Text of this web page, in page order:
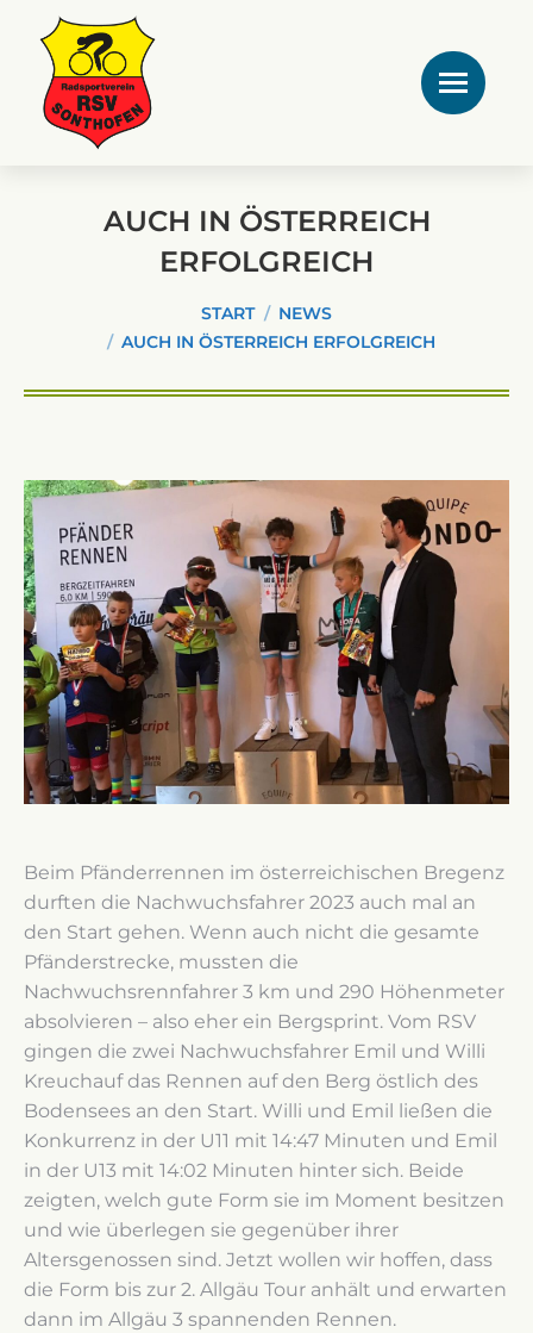
AUCH IN ÖSTERREICH
ERFOLGREICH
START
NEWS
AUCH IN ÖSTERREICH ERFOLGREICH
Beim Pfänderrennen im österreichischen Bregenz
durften die Nachwuchsfahrer 2023 auch mal an
den Start gehen. Wenn auch nicht die gesamte
Pfänderstrecke, mussten die
Nachwuchsrennfahrer 3 km und 290 Höhenmeter
absolvieren – also eher ein Bergsprint. Vom RSV
gingen die zwei Nachwuchsfahrer Emil und Willi
Kreuchauf das Rennen auf den Berg östlich des
Bodensees an den Start. Willi und Emil ließen die
Konkurrenz in der U11 mit 14:47 Minuten und Emil
in der U13 mit 14:02 Minuten hinter sich. Beide
zeigten, welch gute Form sie im Moment besitzen
und wie überlegen sie gegenüber ihrer
Altersgenossen sind. Jetzt wollen wir hoffen, dass
die Form bis zur 2. Allgäu Tour anhält und erwarten
dann im Allgäu 3 spannenden Rennen.